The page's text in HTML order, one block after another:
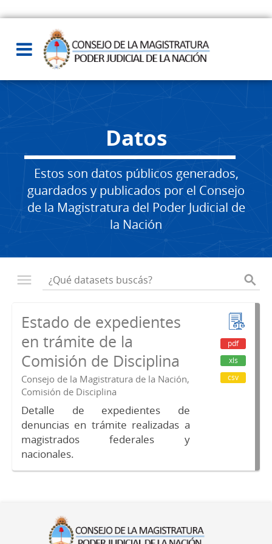
Datos
Estos son datos públicos generados,
guardados y publicados por el Consejo
de la Magistratura del Poder Judicial de
la Nación
Estado de expedientes
en trámite de la
Comisión de Disciplina
Consejo de la Magistratura de la Nación,
Comisión de Disciplina
Detalle de expedientes de
denuncias en trámite realizadas a
magistrados federales y
nacionales.
pdf
xls
csv